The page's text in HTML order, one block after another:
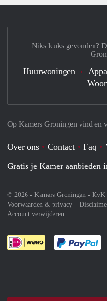
Op Kamers Groningen vind en
Over ons Contact Faq
Gratis je Kamer aanbieden
© 2026 - Kamers Groningen - KvK
Voorwaarden & privacy
Account verwijderen
Niks leuks gevonden?
Huurwoningen